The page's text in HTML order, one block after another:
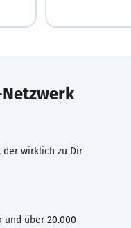
Netzwerk
der wirklich zu Dir
und über 20.000